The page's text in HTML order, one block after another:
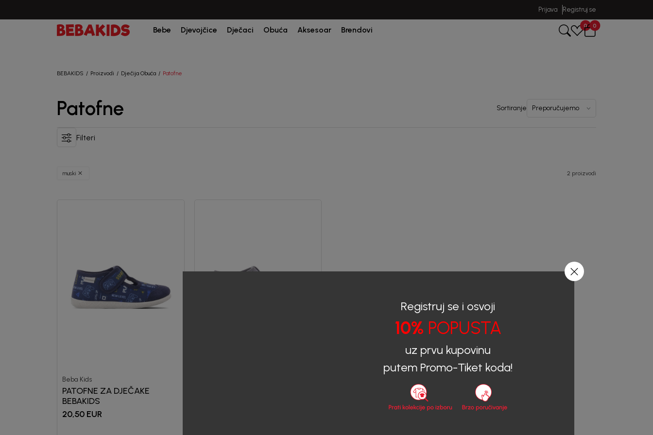
Prijava Registruj se
Bebe Djevojčice Dječaci Obuća Aksesoar Brendovi 0 0
BEBAKIDS Proizvodi Dječija Obuća Patofne
Patofne Sortiranje
Filteri
muski 2 proizvodi
Beba Kids
PATOFNE ZA DJEČAKE
BEBAKIDS
20,50 EUR
Registruj se i osvoji
10% POPUSTA
uz prvu kupovinu
putem Promo-Tiket koda!